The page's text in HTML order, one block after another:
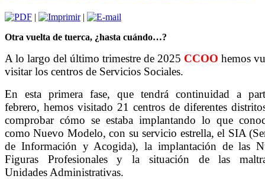
|
|
Otra vuelta de tuerca, ¿hasta cuándo…?
A lo largo del último trimestre de 2025 CCOO hemos
visitar los centros de Servicios Sociales.
En esta primera fase, que tendrá continuidad a
febrero, hemos visitado 21 centros de diferentes
comprobar cómo se estaba implantando lo que
como Nuevo Modelo, con su servicio estrella, el SIA
de Información y Acogida), la implantación de las
Figuras Profesionales y la situación de las
Unidades Administrativas.